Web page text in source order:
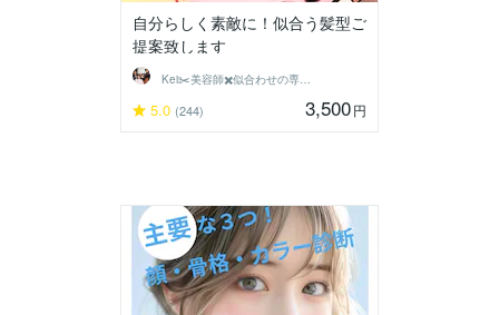
自分らしく素敵に！似合う髪型ご
提案致します
Kei✂️美容師✖️似合わせの専門家
5.0 (244) 3,500円